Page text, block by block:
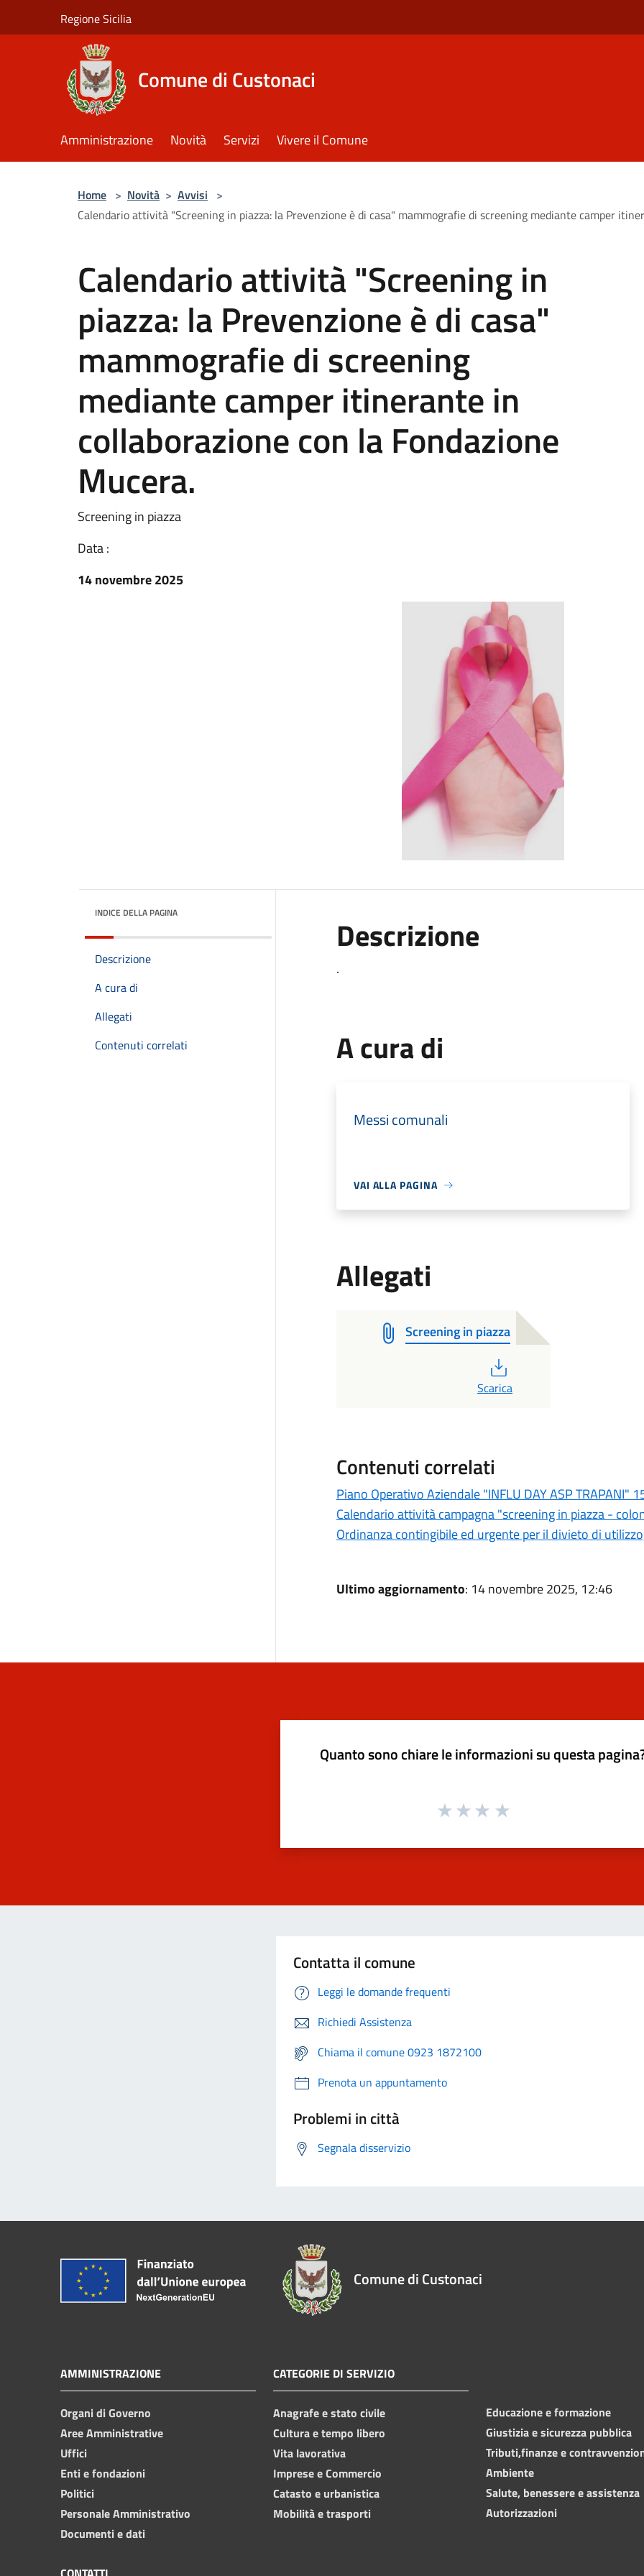
Regione Sicilia
Comune di Custonaci
Amministrazione Novità Servizi Vivere il Comune
Home > Novità > Avvisi >
Calendario attività "Screening in piazza: la Prevenzione è di casa" mammografie di screening mediante camper
Calendario attività "Screening in
piazza: la Prevenzione è di casa"
mammografie di screening
mediante camper itinerante in
collaborazione con la Fondazione
Mucera.
Screening in piazza
Data :
14 novembre 2025
INDICE DELLA PAGINA
Descrizione
A cura di
Allegati
Contenuti correlati
Descrizione
.
A cura di
Messi comunali
VAI ALLA PAGINA
Allegati
Screening in piazza
Scarica
Contenuti correlati
Piano Operativo Aziendale "INFLU DAY ASP TRAPANI"
Calendario attività campagna "screening in piazza -
Ordinanza contingibile ed urgente per il divieto di
Ultimo aggiornamento: 14 novembre 2025, 12:46
Quanto sono chiare le informazioni su questa
Contatta il comune
Leggi le domande frequenti
Richiedi Assistenza
Chiama il comune 0923 1872100
Prenota un appuntamento
Problemi in città
Segnala disservizio
Comune di Custonaci
AMMINISTRAZIONE
Organi di Governo
Aree Amministrative
Uffici
Enti e fondazioni
Politici
Personale Amministrativo
Documenti e dati
CATEGORIE DI SERVIZIO
Anagrafe e stato civile
Cultura e tempo libero
Vita lavorativa
Imprese e Commercio
Catasto e urbanistica
Mobilità e trasporti
Educazione e formazione
Giustizia e sicurezza pubblica
Tributi,finanze e
Ambiente
Salute, benessere e assistenza
Autorizzazioni